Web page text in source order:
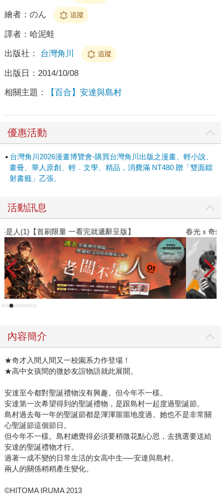
繪者： のん 追蹤
譯者： 哈泥蛙
出版社： 台灣角川 追蹤
出版日： 2014/10/08
相關主題： 【百合】安達與島村
優惠活動
台灣角川2026漫畫博覽會-購買台灣角川出版之漫畫、輕小說、
畫冊、華人原創、輕．文學、精品，消費滿 NT480 贈「雙面鐳
射書籤」乙張。
活動訊息
春光ｘ奇幻基地｜全書系展 閱
內容簡介
★奇才入間人間又一校園系力作登場！
★高中女孩間的微妙友誼物語就此展開。
安達至今都對聖誕禮物沒有興趣。但今年不一樣。
安達第一次希望得到的聖誕禮物，是跟島村一起度過聖誕節。
島村過去每一年的聖誕節都是渾渾噩噩地度過。她也不是非常關
心聖誕節這個節日。
但今年不一樣。島村總覺得必須要稍微花點心思，去挑選要送給
安達的聖誕禮物才行。
過著一成不變的日常生活的女高中生──安達與島村。
兩人的關係稍稍產生變化。
©HITOMA IRUMA 2013